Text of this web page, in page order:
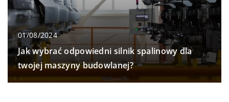
01/08/2024
Jak wybrać odpowiedni silnik spalinowy dla
twojej maszyny budowlanej?